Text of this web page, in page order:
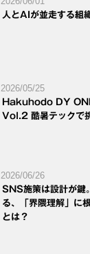
人とAIが並走する組
2026/05/25
Hakuhodo DY
Vol.2 酷暑テックで
2026/06/26
SNS施策は設計が鍵
る、「界隈理解」に
とは？